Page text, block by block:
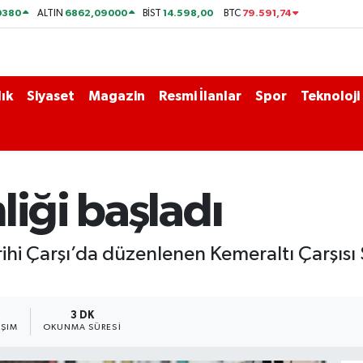
ALTIN 6862,09000 BİST14.598,00 BTC 79.591,74
Siyaset Magazin Resmi İlanlar Spor Teknoloji
başladı
Çarşı’da düzenlenen Kemeraltı
3 DK
OKUNMA SÜRESI